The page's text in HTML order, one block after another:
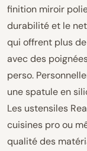
finition miroir
durabilité et le
qui offrent plus
avec des
perso.
une spatule en
Les ustensiles
cuisines pro ou
qualité des